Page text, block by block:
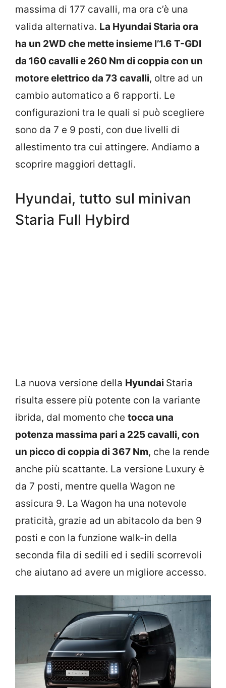
massima di 177 cavalli, ma ora c’è una
valida alternativa. La Hyundai Staria ora
ha un 2WD che mette insieme l’1.6 T-GDI
da 160 cavalli e 260 Nm di coppia con un
motore elettrico da 73 cavalli, oltre ad un
cambio automatico a 6 rapporti. Le
configurazioni tra le quali si può scegliere
sono da 7 e 9 posti, con due livelli di
allestimento tra cui attingere. Andiamo a
scoprire maggiori dettagli.
Hyundai, tutto sul minivan
Staria Full Hybird
La nuova versione della Hyundai Staria
risulta essere più potente con la variante
ibrida, dal momento che tocca una
potenza massima pari a 225 cavalli, con
un picco di coppia di 367 Nm, che la rende
anche più scattante. La versione Luxury è
da 7 posti, mentre quella Wagon ne
assicura 9. La Wagon ha una notevole
praticità, grazie ad un abitacolo da ben 9
posti e con la funzione walk-in della
seconda fila di sedili ed i sedili scorrevoli
che aiutano ad avere un migliore accesso.